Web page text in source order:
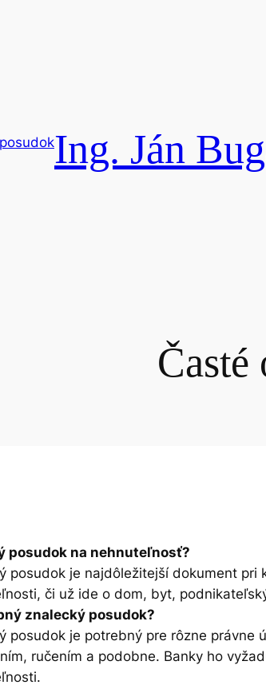
Ing. Ján
Časté
posudok na nehnuteľnosť?
posudok je najdôležitejší dokument
či už ide o dom, byt,
znalecký posudok?
posudok je potrebný pre rôzne právne
ručením a podobne. Banky ho